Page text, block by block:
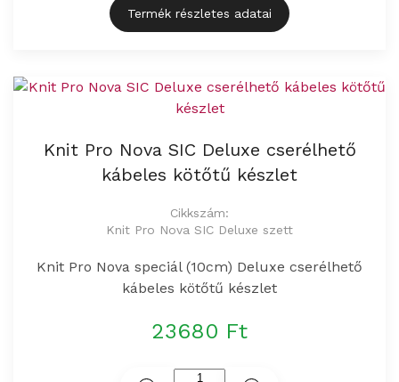
Termék részletes adatai
Knit Pro Nova SIC Deluxe cserélhető
kábeles kötőtű készlet
Cikkszám:
Knit Pro Nova SIC Deluxe szett
Knit Pro Nova speciál (10cm) Deluxe cserélhető
kábeles kötőtű készlet
23680 Ft